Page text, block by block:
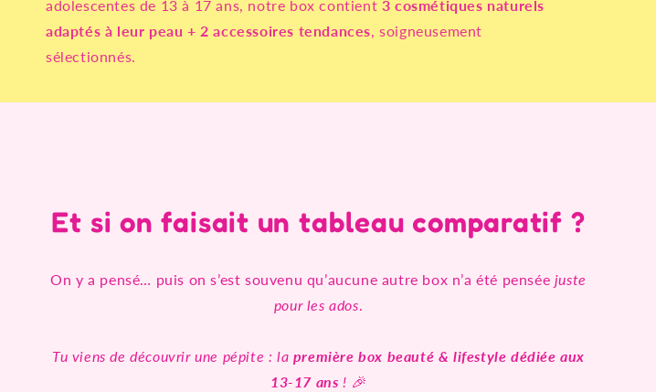
adolescentes de 13 à 17 ans, notre box contient 3 cosmétiques naturels
adaptés à leur peau + 2 accessoires tendances, soigneusement
sélectionnés.
Et si on faisait un tableau comparatif ?
On y a pensé… puis on s’est souvenu qu’aucune autre box n’a été pensée juste
pour les ados.
Tu viens de découvrir une pépite : la première box beauté & lifestyle dédiée aux
13-17 ans ! 🎉